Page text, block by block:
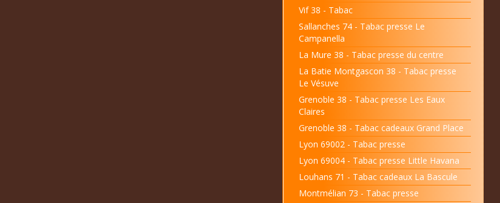
Vif 38 - Tabac
Sallanches 74 - Tabac presse Le
Campanella
La Mure 38 - Tabac presse du centre
La Batie Montgascon 38 - Tabac presse
Le Vésuve
Grenoble 38 - Tabac presse Les Eaux
Claires
Grenoble 38 - Tabac cadeaux Grand Place
Lyon 69002 - Tabac presse
Lyon 69004 - Tabac presse Little Havana
Louhans 71 - Tabac cadeaux La Bascule
Montmélian 73 - Tabac presse